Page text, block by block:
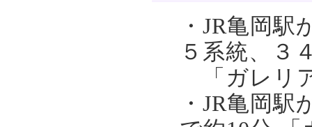
・JR亀岡
５系統、３
「ガレリ
・JR亀岡